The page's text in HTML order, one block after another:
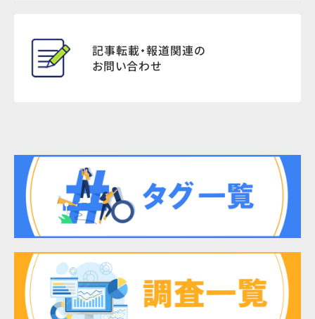
記事転載・報道関連の
お問い合わせ